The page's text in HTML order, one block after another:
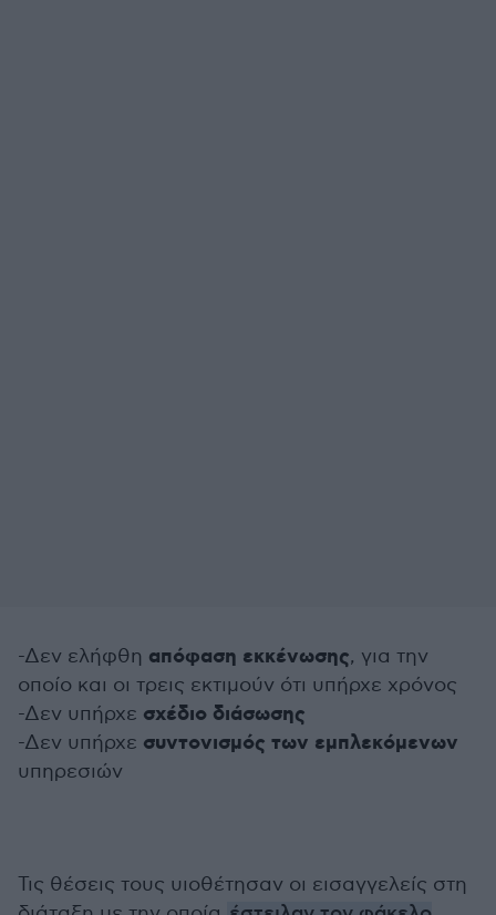
-Δεν ελήφθη απόφαση εκκένωσης, για την
οποίο και οι τρεις εκτιμούν ότι υπήρχε χρόνος
-Δεν υπήρχε σχέδιο διάσωσης
-Δεν υπήρχε συντονισμός των εμπλεκόμενων
υπηρεσιών
Τις θέσεις τους υιοθέτησαν οι εισαγγελείς στη